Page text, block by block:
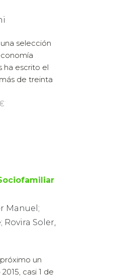
selección
ha escrito el
de treinta
Manuel;
Soler,
un
casi 1 de